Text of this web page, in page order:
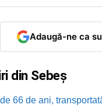
Adaugă-ne ca
din Sebeș
66 de ani,